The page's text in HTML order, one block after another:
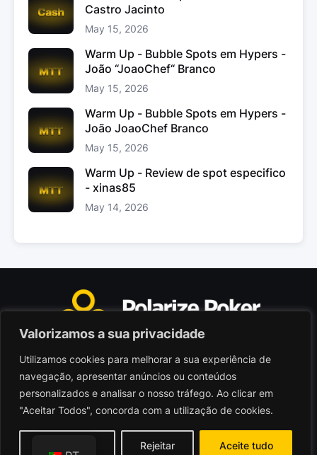
Valorizamos a sua privacidade
Utilizamos cookies para melhorar a sua experiência de
navegação, apresentar anúncios ou conteúdos
personalizados e analisar o nosso tráfego. Ao clicar em
"Aceitar Todos", concorda com a utilização de cookies.
Rejeitar Aceite tudo
Castro Jacinto
May 15, 2026
Warm Up - Bubble Spots em Hypers -
João “JoaoChef“ Branco
May 15, 2026
Warm Up - Bubble Spots em Hypers -
João JoaoChef Branco
May 15, 2026
Warm Up - Review de spot especifico
- xinas85
May 14, 2026
Polarize Poker Limited, Malta
Sociedade comercial registada sob n.º C103402
© 2026 - Polarize Poker
Termos de Utilização